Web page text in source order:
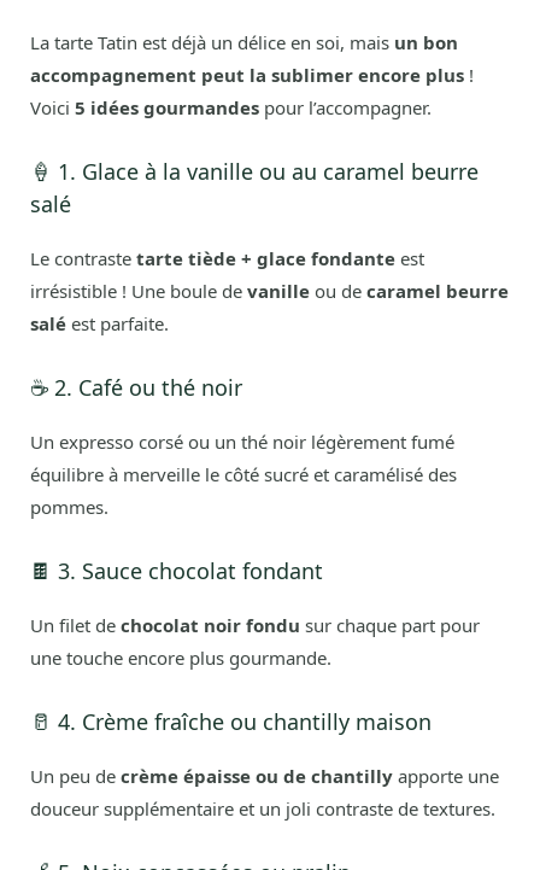
La tarte Tatin est déjà un délice en soi, mais un bon
accompagnement peut la sublimer encore plus !
Voici 5 idées gourmandes pour l’accompagner.
🍦 1. Glace à la vanille ou au caramel beurre
salé
Le contraste tarte tiède + glace fondante est
irrésistible ! Une boule de vanille ou de caramel beurre
salé est parfaite.
☕ 2. Café ou thé noir
Un expresso corsé ou un thé noir légèrement fumé
équilibre à merveille le côté sucré et caramélisé des
pommes.
🍫 3. Sauce chocolat fondant
Un filet de chocolat noir fondu sur chaque part pour
une touche encore plus gourmande.
🥛 4. Crème fraîche ou chantilly maison
Un peu de crème épaisse ou de chantilly apporte une
douceur supplémentaire et un joli contraste de textures.